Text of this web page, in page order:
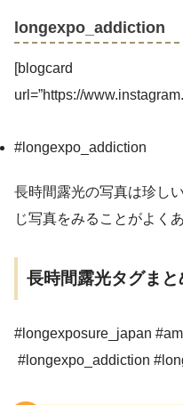
longexpo_addiction
[blogcard
url=”https://
#longexpo_addiction
長時間露光の写真は珍し
じ写真をみることがよくあ
長時間露光タグまと
#longexposure_japan
#longexpo_addiction